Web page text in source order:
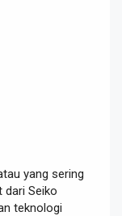
yang sering
dari Seiko
teknologi